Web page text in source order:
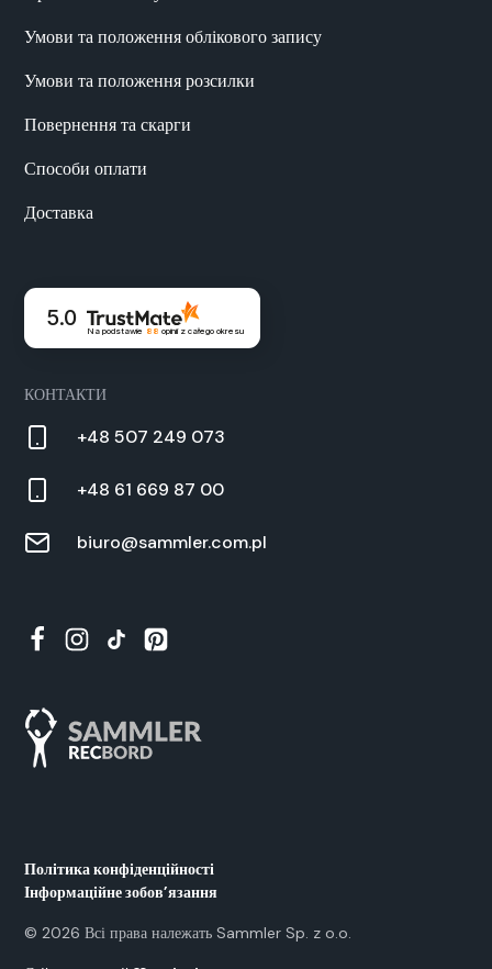
Умови та положення облікового запису
Умови та положення розсилки
Повернення та скарги
Способи оплати
Доставка
5.0
Na podstawie 88 opinii z całego okresu
КОНТАКТИ
+48 507 249 073
+48 61 669 87 00
biuro@sammler.com.pl
©2026 Всі права належать Samm­ler Sp. z o.o.
Політика конфіденційності
Інформаційне зобов’язання